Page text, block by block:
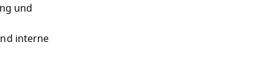
und
interne